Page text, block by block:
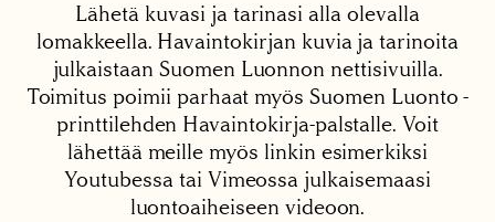
Lähetä kuvasi ja tarinasi alla olevalla
lomakkeella. Havaintokirjan kuvia ja tarinoita
julkaistaan Suomen Luonnon nettisivuilla.
Toimitus poimii parhaat myös Suomen Luonto -
printtilehden Havaintokirja-palstalle. Voit
lähettää meille myös linkin esimerkiksi
Youtubessa tai Vimeossa julkaisemaasi
luontoaiheiseen videoon.